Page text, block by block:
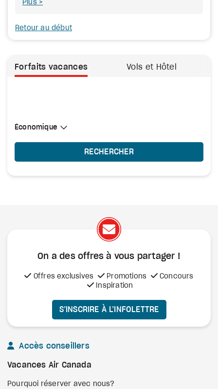
Plus
Retour au début
Forfaits vacances Vols et Hôtel
Sélectionner une cabine
Économique
Économique
RECHERCHER
On a des offres à vous partager !
Offres exclusives Promotions
Concours
Inspiration
S’INSCRIRE À L’INFOLETTRE
Accès conseillers
Vacances Air Canada
Pourquoi réserver avec nous?